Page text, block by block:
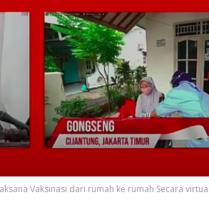
Vaksinasi dari rumah ke rumah Secara